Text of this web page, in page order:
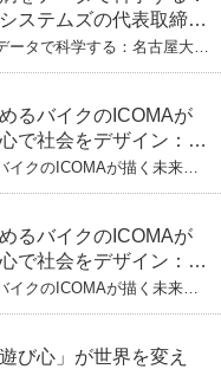
ステムズの代表取締役
査で挑む健康の未来
ータで科学する：名古屋大発
るバイクのICOMAが
で社会をデザイン：株
締役・生駒崇光
変える、「トイボック
イクのICOMAが描く未来
メソッド
るバイクのICOMAが
で社会をデザイン：株
締役・生駒崇光
れたデザイナーの軌
イクのICOMAが描く未来
び心」が世界を変え